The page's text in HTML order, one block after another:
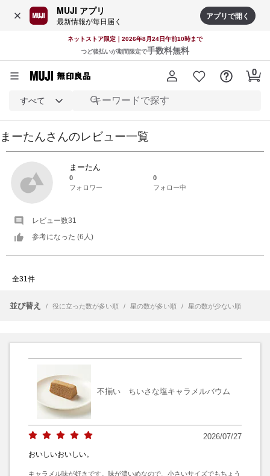
MUJI アプリ
最新情報が毎日届く アプリで開く
ネットストア限定｜2026年8月24日午前10時まで
つど後払いが期間限定で手数料無料
すべて
まーたんさんのレビュー一覧
まーたん
0
0
フォロワー
フォロー中
レビュー数31
参考になった (6 人)
全31件
並び替え / 役に立った数が多い順 / 星の数が多い順 / 星の数が少ない順
不揃い ちいさな塩キャラメルバウム
2026/07/27
おいしいおいしい。
キャラメル味が好きです。味が濃いめなので、小さいサイズでもちょう